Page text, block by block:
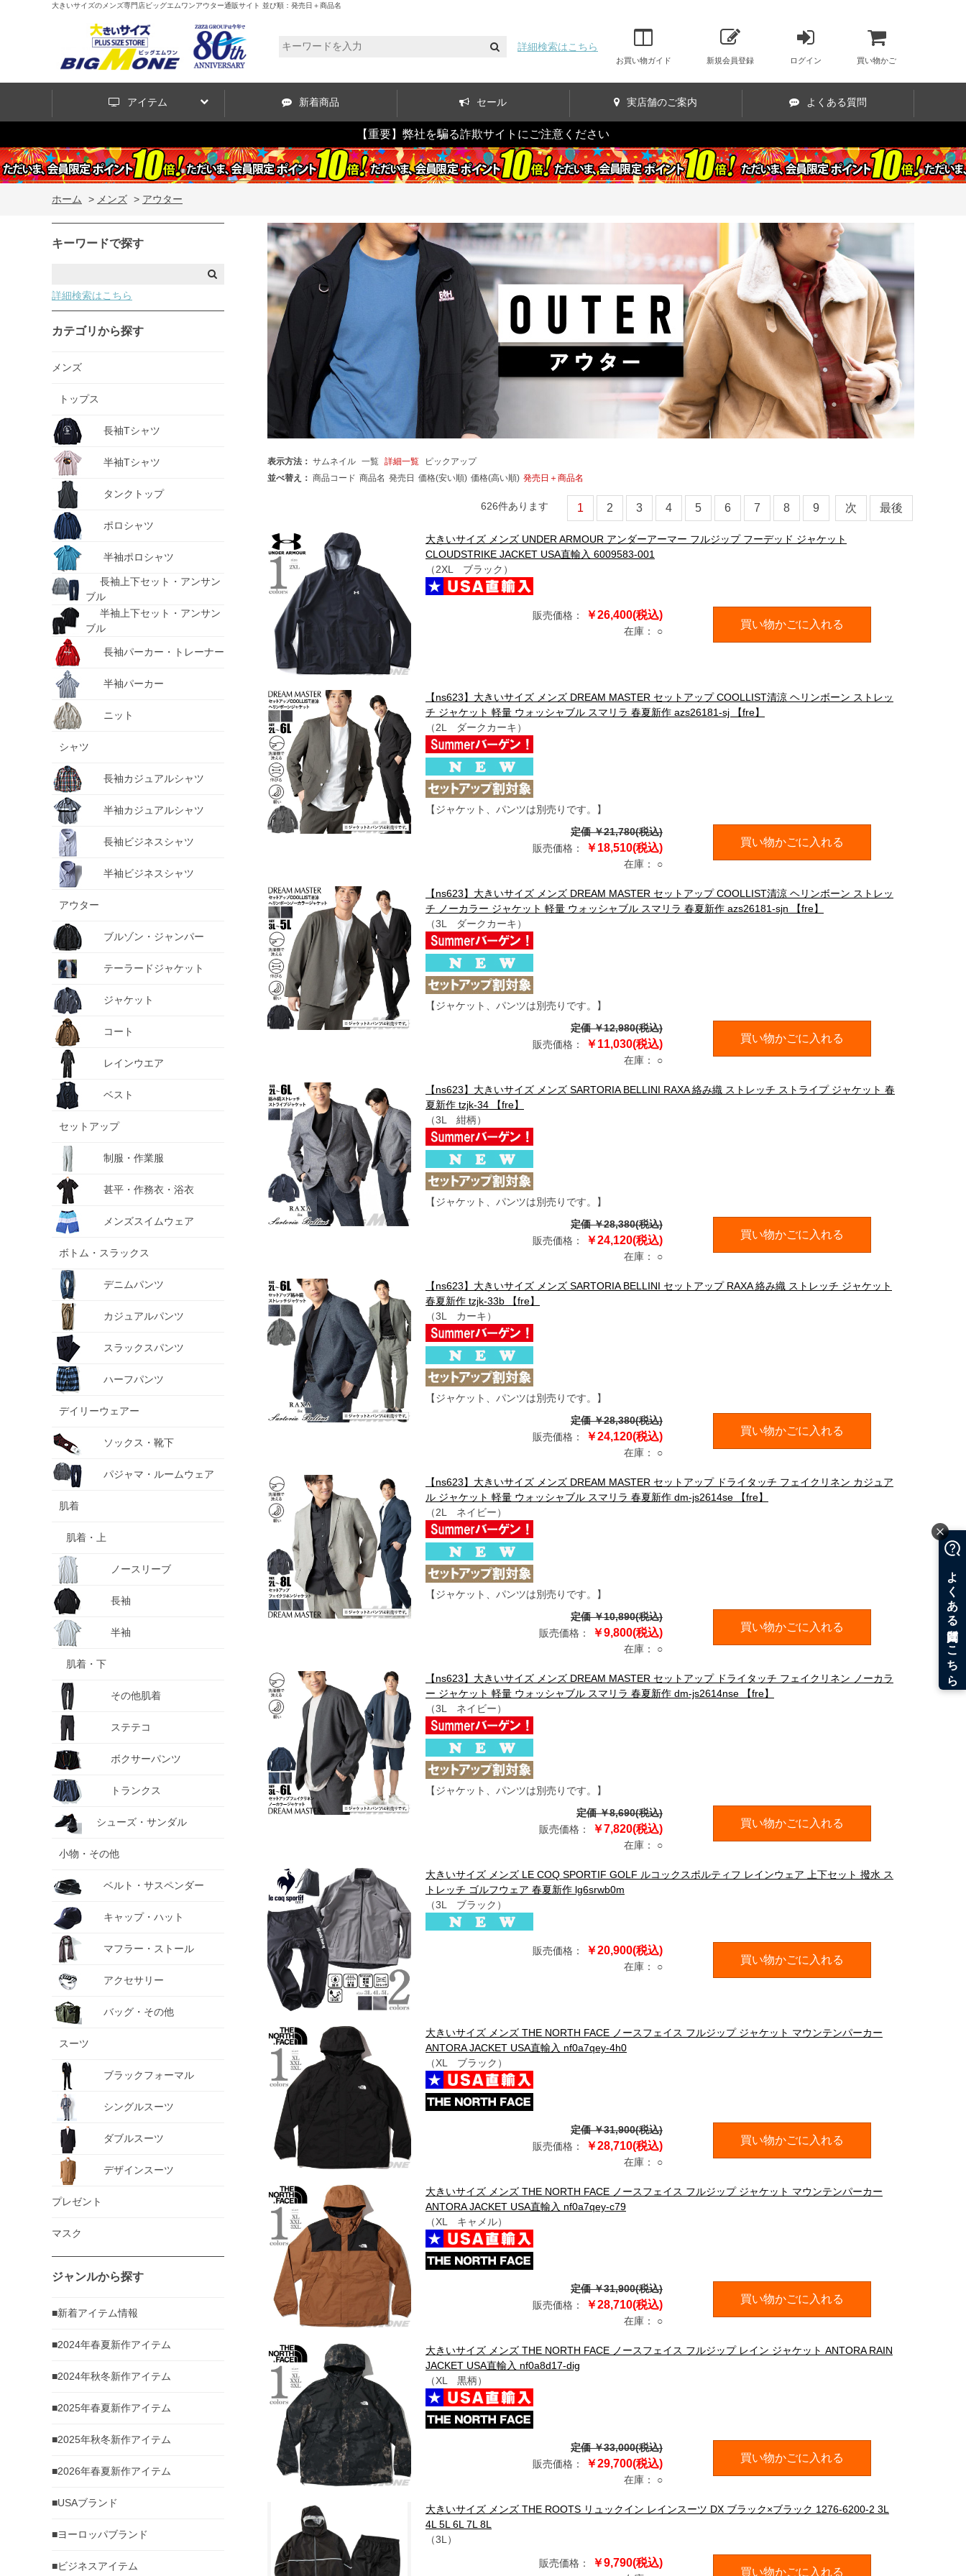
大きいサイズのメンズ専門店ビッグエムワンアウター通販サイト 並び順：発売日＋商品名
詳細検索はこちら
お買い物ガイド 新規会員登録 ログイン 買い物かご
アイテム 新着商品 セール 実店舗のご案内 よくある質問
【重要】弊社を騙る詐欺サイトにご注意ください
ホーム > メンズ > アウター
キーワードで探す
詳細検索はこちら
カテゴリから探す
メンズ
トップス
長袖Tシャツ
半袖Tシャツ
タンクトップ
ポロシャツ
半袖ポロシャツ
長袖上下セット・アンサン
ブル
半袖上下セット・アンサン
ブル
長袖パーカー・トレーナー
半袖パーカー
ニット
シャツ
長袖カジュアルシャツ
半袖カジュアルシャツ
長袖ビジネスシャツ
半袖ビジネスシャツ
アウター
ブルゾン・ジャンパー
テーラードジャケット
ジャケット
コート
レインウエア
ベスト
セットアップ
制服・作業服
甚平・作務衣・浴衣
メンズスイムウェア
ボトム・スラックス
デニムパンツ
カジュアルパンツ
スラックスパンツ
ハーフパンツ
デイリーウェアー
ソックス・靴下
パジャマ・ルームウェア
肌着
肌着・上
ノースリーブ
長袖
半袖
肌着・下
その他肌着
ステテコ
ボクサーパンツ
トランクス
シューズ・サンダル
小物・その他
ベルト・サスペンダー
キャップ・ハット
マフラー・ストール
アクセサリー
バッグ・その他
スーツ
ブラックフォーマル
シングルスーツ
ダブルスーツ
デザインスーツ
プレゼント
マスク
ジャンルから探す
■新着アイテム情報
■2024年春夏新作アイテム
■2024年秋冬新作アイテム
■2025年春夏新作アイテム
■2025年秋冬新作アイテム
■2026年春夏新作アイテム
■USAブランド
■ヨーロッパブランド
■ビジネスアイテム
表示方法： サムネイル 一覧 詳細一覧
ピックアップ
並べ替え： 商品コード 商品名 発売日 価格(安い順) 価格(高い順) 発売日＋商品名
626件あります 1 2 3 4 5 6 7 8 9 次 最後
大きいサイズ メンズ UNDER ARMOUR アンダーアーマー フルジップ フーデッド ジャケット
CLOUDSTRIKE JACKET USA直輸入 6009583-001
（2XL ブラック）
販売価格： ￥26,400(税込)
在庫： ○
買い物かごに入れる
【ns623】大きいサイズ メンズ DREAM MASTER セットアップ COOLLIST清涼 ヘリンボーン ストレッ
チ ジャケット 軽量 ウォッシャブル スマリラ 春夏新作 azs26181-sj 【fre】
（2L ダークカーキ）
【ジャケット、パンツは別売りです。】
定価 ￥21,780(税込)
販売価格：
￥18,510(税込)
在庫： ○
買い物かごに入れる
【ns623】大きいサイズ メンズ DREAM MASTER セットアップ COOLLIST清涼 ヘリンボーン ストレッ
チ ノーカラー ジャケット 軽量 ウォッシャブル スマリラ 春夏新作 azs26181-sjn 【fre】
（3L ダークカーキ）
【ジャケット、パンツは別売りです。】
定価 ￥12,980(税込)
販売価格：
￥11,030(税込)
在庫： ○
買い物かごに入れる
【ns623】大きいサイズ メンズ SARTORIA BELLINI RAXA 絡み織 ストレッチ ストライプ ジャケット 春
夏新作 tzjk-34 【fre】
（3L 紺柄）
【ジャケット、パンツは別売りです。】
定価 ￥28,380(税込)
販売価格：
￥24,120(税込)
在庫： ○
買い物かごに入れる
【ns623】大きいサイズ メンズ SARTORIA BELLINI セットアップ RAXA 絡み織 ストレッチ ジャケット
春夏新作 tzjk-33b 【fre】
（3L カーキ）
【ジャケット、パンツは別売りです。】
定価 ￥28,380(税込)
販売価格：
￥24,120(税込)
在庫： ○
買い物かごに入れる
【ns623】大きいサイズ メンズ DREAM MASTER セットアップ ドライタッチ フェイクリネン カジュア
ル ジャケット 軽量 ウォッシャブル スマリラ 春夏新作 dm-js2614se 【fre】
（2L ネイビー）
【ジャケット、パンツは別売りです。】
定価 ￥10,890(税込)
販売価格：
￥9,800(税込)
在庫： ○
買い物かごに入れる
【ns623】大きいサイズ メンズ DREAM MASTER セットアップ ドライタッチ フェイクリネン ノーカラ
ー ジャケット 軽量 ウォッシャブル スマリラ 春夏新作 dm-js2614nse 【fre】
（3L ネイビー）
【ジャケット、パンツは別売りです。】
定価 ￥8,690(税込)
販売価格：
￥7,820(税込)
在庫： ○
買い物かごに入れる
大きいサイズ メンズ LE COQ SPORTIF GOLF ルコックスポルティフ レインウェア 上下セット 撥水 ス
トレッチ ゴルフウェア 春夏新作 lg6srwb0m
（3L ブラック）
販売価格： ￥20,900(税込)
在庫： ○
買い物かごに入れる
大きいサイズ メンズ THE NORTH FACE ノースフェイス フルジップ ジャケット マウンテンパーカー
ANTORA JACKET USA直輸入 nf0a7qey-4h0
（XL ブラック）
定価 ￥31,900(税込)
販売価格：
￥28,710(税込)
在庫： ○
買い物かごに入れる
大きいサイズ メンズ THE NORTH FACE ノースフェイス フルジップ ジャケット マウンテンパーカー
ANTORA JACKET USA直輸入 nf0a7qey-c79
（XL キャメル）
定価 ￥31,900(税込)
販売価格：
￥28,710(税込)
在庫： ○
買い物かごに入れる
大きいサイズ メンズ THE NORTH FACE ノースフェイス フルジップ レイン ジャケット ANTORA RAIN
JACKET USA直輸入 nf0a8d17-dig
（XL 黒柄）
定価 ￥33,000(税込)
販売価格：
￥29,700(税込)
在庫： ○
買い物かごに入れる
大きいサイズ メンズ THE ROOTS リュックイン レインスーツ DX ブラック×ブラック 1276-6200-2 3L
4L 5L 6L 7L 8L
（3L）
販売価格： ￥9,790(税込)
買い物かごに入れる